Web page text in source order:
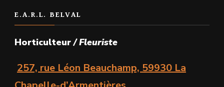
E.A.R.L. BELVAL
Horticulteur/ Fleuriste
257, rue Léon Beauchamp, 59930 La